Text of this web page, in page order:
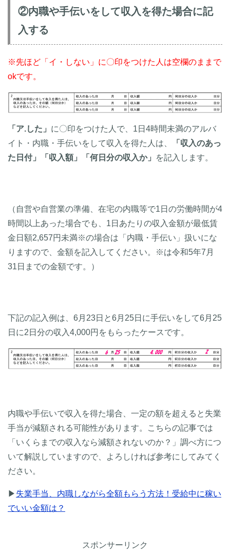
②内職や手伝いをして収入を得た場合に記
入する
※先ほど「イ・しない」に〇印をつけた人は空欄のままで
okです。
「ア.した」 に〇印をつけた人で、1日4時間未満のアルバ
イト・内職・手伝いをして収入を得た人は、
「収入のあっ
た日付」
「収入額」 「何日分の収入か」 を記入します。
（自営や自営業の準備、在宅の内職等で1日の労働時間が4
時間以上あった場合でも、1日あたりの収入金額が最低賃
金日額2,657円未満※の場合は「内職・手伝い」扱いにな
りますので、金額を記入してください。※は令和5年7月
31日までの金額です。）
下記の記入例は、6月23日と6月25日に手伝いをして6月25
日に2日分の収入4,000円をもらったケースです。
内職や手伝いで収入を得た場合、一定の額を超えると失業
手当が減額される可能性があります。こちらの記事では
「いくらまでの収入なら減額されないのか？」調べ方につ
いて解説していますので、よろしければ参考にしてみてく
ださい。
▶ 失業手当、内職しながら全額もらう方法！受給中に稼い
でいい金額は？
スポンサーリンク